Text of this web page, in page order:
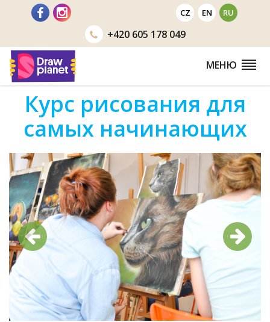
Перейти CZ EN RU
+420605 178 049
МЕНЮ
Курс рисования для
самых начинающих
Предыдущий
Предыдущий